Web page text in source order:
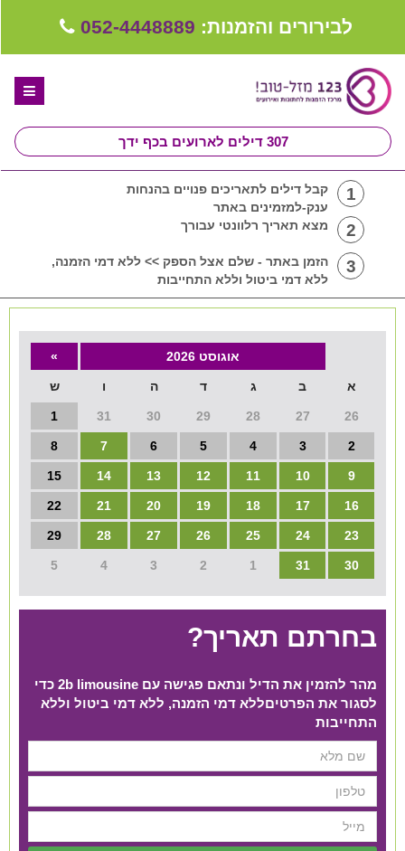
לבירורים והזמנות: 052-4448889
307 דילים לארועים בכף ידך
ספקים לחתונה מומלצים
קבלו ייעוץ בחינם
קבוצת וואטסאפ-ספקים עונים LIVE
שירות אישי בקליק
1
קבל דילים לתאריכים פנויים בהנחות
ענק-למזמינים באתר
2 מצא תאריך רלוונטי עבורך
3
הזמן באתר - שלם אצל הספק >> ללא דמי הזמנה,
ללא דמי ביטול וללא התחייבות
אוגוסט 2026 »
א ב ג ד ה ו ש
26
27
28
29
30
31
1
2
3
4
5
6
7
8
9
10
11
12
13
14
15
16
17
18
19
20
21
22
23
24
25
26
27
28
29
30
31
1
2
3
4
5
בחרתם תאריך?
מהר להזמין את הדיל ונתאם פגישה עם 2b limousine כדי
לסגור את הפרטים​ ללא דמי הזמנה, ללא דמי ביטול וללא
התחייבות